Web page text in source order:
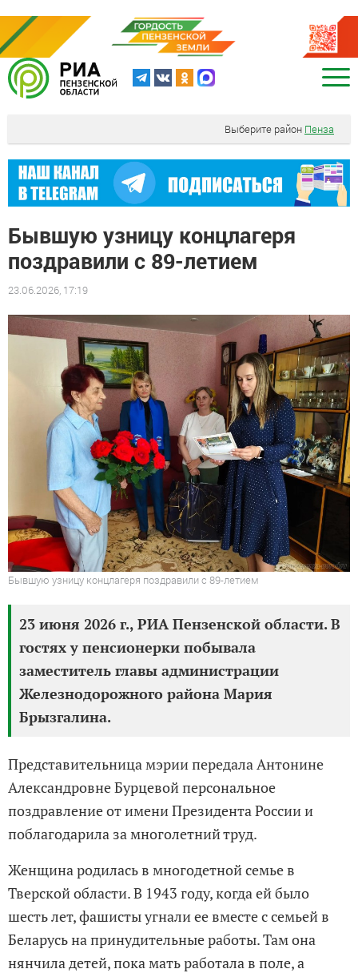
Выберите район Пенза
Бывшую узницу концлагеря
поздравили с 89-летием
23.06.2026, 17:19
Бывшую узницу концлагеря поздравили с 89-летием
23 июня 2026 г., РИА Пензенской области. В
гостях у пенсионерки побывала
заместитель главы администрации
Железнодорожного района Мария
Брызгалина.
Представительница мэрии передала Антонине
Александровне Бурцевой персональное
поздравление от имени Президента России и
поблагодарила за многолетний труд.
Женщина родилась в многодетной семье в
Тверской области. В 1943 году, когда ей было
шесть лет, фашисты угнали ее вместе с семьей в
Беларусь на принудительные работы. Там она
нянчила детей, пока мать работала в поле, а